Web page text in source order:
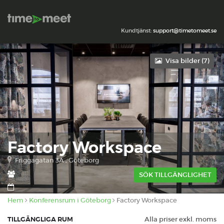
Kundtjänst: support@timetomeet.se
Visa bilder (7)
Factory Workspace
Friggagatan 3A , Göteborg
SÖK TILLGÄNGLIGHET
Hem Konferensrum i Göteborg Factory Workspace
Alla priser exkl. moms
TILLGÄNGLIGA RUM